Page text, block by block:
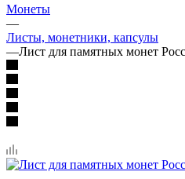
Монеты
—
Листы, монетники, капсулы
—Лист для памятных монет